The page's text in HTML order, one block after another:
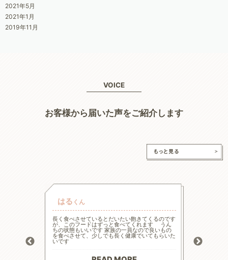
2021年5月
2021年1月
2019年11月
VOICE
お客様から届いた声をご紹介します
はる くん
長く食べさせているとだいたい飽きてくるのです
が、このフードはずっと食べてくれます うん
ちの状態もいいです 家族の一員なので良いもの
を食べさせて、少しでも長く健康でいてもらいた
いです